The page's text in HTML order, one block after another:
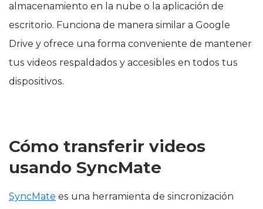
almacenamiento en la nube o la aplicación de
escritorio. Funciona de manera similar a Google
Drive y ofrece una forma conveniente de mantener
tus videos respaldados y accesibles en todos tus
dispositivos.
Cómo transferir videos
usando SyncMate
SyncMate es una herramienta de sincronización